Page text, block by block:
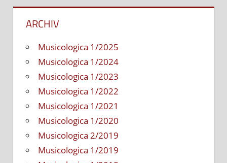
ARCHIV
Musicologica 1/2025
Musicologica 1/2024
Musicologica 1/2023
Musicologica 1/2022
Musicologica 1/2021
Musicologica 1/2020
Musicologica 2/2019
Musicologica 1/2019